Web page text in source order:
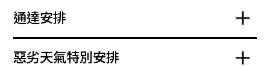
通達安排
惡劣天氣特別安排